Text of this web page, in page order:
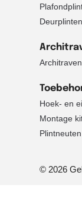
Deurplinten
Hoek- en
Montage
Plintneuten
© 2026